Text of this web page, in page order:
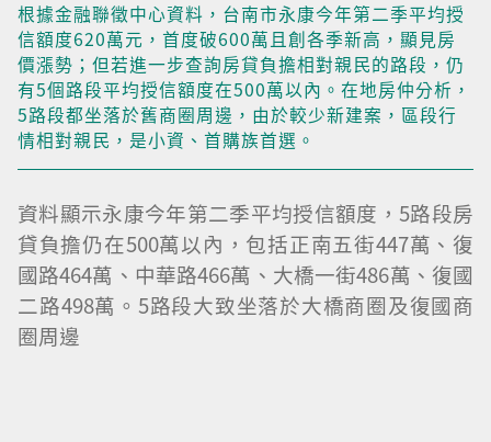
根據金融聯徵中心資料，台南市永康今年第二季平均授
信額度620萬元，首度破600萬且創各季新高，顯見房
價漲勢；但若進一步查詢房貸負擔相對親民的路段，仍
有5個路段平均授信額度在500萬以內。在地房仲分析，
5路段都坐落於舊商圈周邊，由於較少新建案，區段行
情相對親民，是小資、首購族首選。
資料顯示永康今年第二季平均授信額度，5路段房
貸負擔仍在500萬以內，包括正南五街447萬、復
國路464萬、中華路466萬、大橋一街486萬、復國
二路498萬。5路段大致坐落於大橋商圈及復國商
圈周邊